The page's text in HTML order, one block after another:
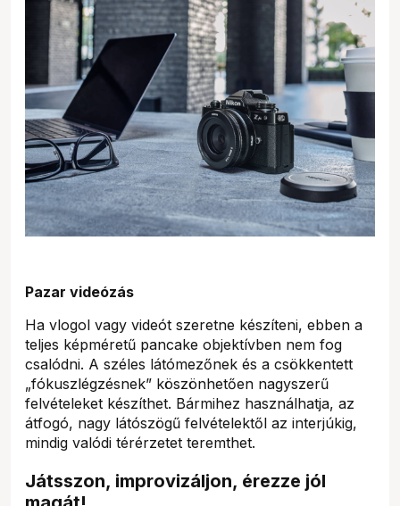
Pazar videózás
Ha vlogol vagy videót szeretne készíteni, ebben a
teljes képméretű pancake objektívben nem fog
csalódni. A széles látómezőnek és a csökkentett
„fókuszlégzésnek” köszönhetően nagyszerű
felvételeket készíthet. Bármihez használhatja, az
átfogó, nagy látószögű felvételektől az interjúkig,
mindig valódi térérzetet teremthet.
Játsszon, improvizáljon, érezze jól